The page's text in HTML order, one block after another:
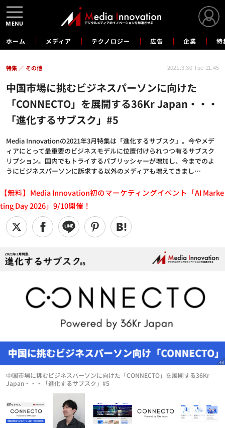
ホーム メディア テクノロジー 広告 企業 特
中国市場に挑むビジネスパーソンに向けた
「CONNECTO」を展開する36Kr Japan・・・
「進化するサブスク」#5
Media Innovationの2021年3月特集は「進化するサブスク」。今やメデ
ィアにとって最重要のビジネスモデルに位置付けられつつ有るサブスク
リプション。国内でもトライするパブリッシャーが増加し、今までのよ
うにビジネスパーソンに訴求する以外のメディアも増えてきまし…
特集 その他 2021.3.30 Tue 11:45
【無料】Media Innovation初のマーケティングイベント「AI Marke
ting Day 2026」9/10開催！
中国市場に挑むビジネスパーソンに向けた「CONNECTO」を展開する36Kr
Japan・・・「進化するサブスク」#5
MENU